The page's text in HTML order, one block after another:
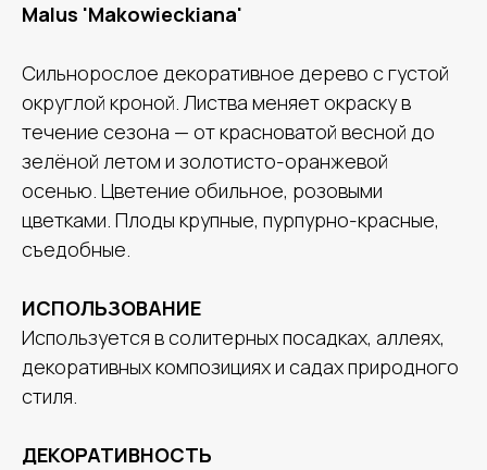
Malus 'Makowieckiana'
Сильнорослое декоративное дерево с густой
округлой кроной. Листва меняет окраску в
течение сезона — от красноватой весной до
зелёной летом и золотисто-оранжевой
осенью. Цветение обильное, розовыми
цветками. Плоды крупные, пурпурно-красные,
съедобные.
ИСПОЛЬЗОВАНИЕ
Используется в солитерных посадках, аллеях,
декоративных композициях и садах природного
стиля.
ДЕКОРАТИВНОСТЬ